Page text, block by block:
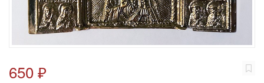
650 ₽